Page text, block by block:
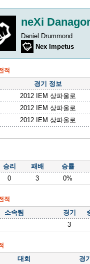
neXi
Daniel Drummond
Nex Impetus
적
경기 정보
2012 IEM 상파울로
2012 IEM 상파울로
2012 IEM 상파울로
승리 패배
승률
0 3 0%
적
소속팀 경기
3
대회
경